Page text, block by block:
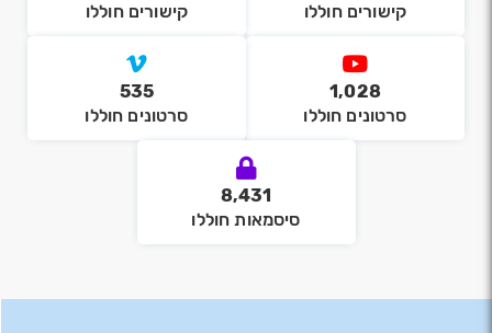
קישורים חוללו
קישורים חוללו
1,028
סרטונים חוללו
535
סרטונים חוללו
8,431
סיסמאות חוללו